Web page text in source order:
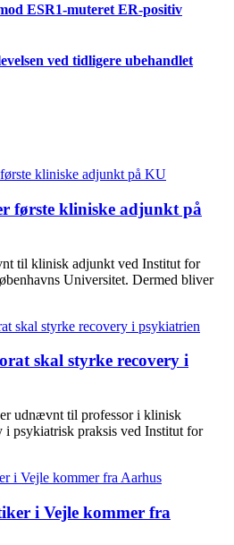
ESR1-muteret ER-positiv
ved tidligere ubehandlet
første kliniske adjunkt på
til klinisk adjunkt ved Institut for
Universitet. Dermed bliver
skal styrke recovery i
udnævnt til professor i klinisk
i psykiatrisk praksis ved Institut for
i Vejle kommer fra